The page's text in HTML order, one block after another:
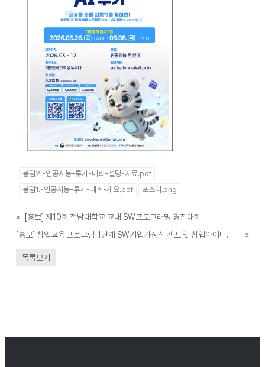
붙임2.-인공지능-루키-대회-설명-자료.pdf
붙임1.-인공지능-루키-대회-개요.pdf
포스터.png
«
[홍보] 제10회 전남대학교 교내 SW프로그래밍 경진대회
[홍보] 창업교육 프로그램_1단계 SW기업가정신 캠프 및 창업아이디어 경진대회
»
목록보기